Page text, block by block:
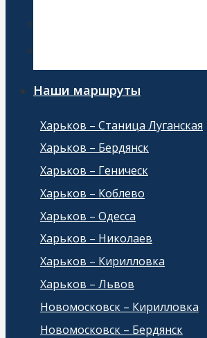
Наши маршруты
Харьков – Станица Луганская
Харьков – Бердянск
Харьков – Геническ
Харьков – Коблево
Харьков – Одесса
Харьков – Николаев
Харьков – Кирилловка
Харьков – Львов
Новомосковск – Кирилловка
Новомосковск – Бердянск